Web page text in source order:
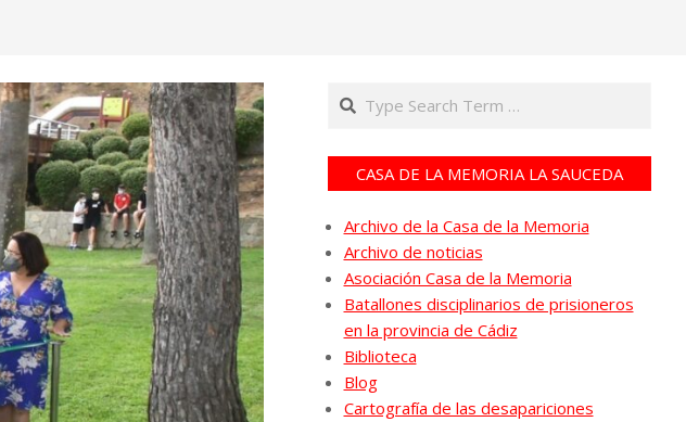
Search
CASA DE LA MEMORIA LA SAUCEDA
Archivo de la Casa de la Memoria
Archivo de noticias
Asociación Casa de la Memoria
Batallones disciplinarios de prisioneros
en la provincia de Cádiz
Biblioteca
Blog
Cartografía de las desapariciones